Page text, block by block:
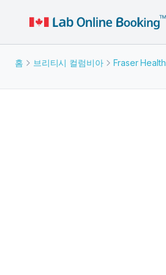
홈 브리티시 컬럼비아 Fraser Health